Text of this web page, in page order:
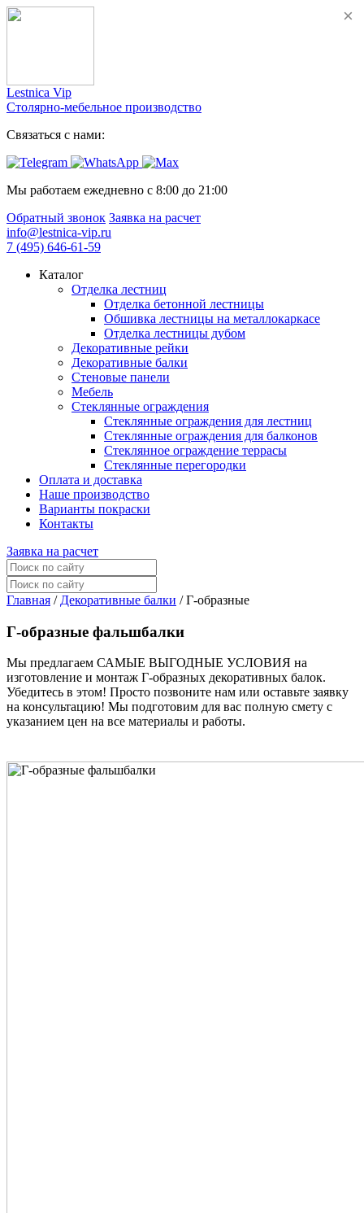
Lestnica Vip
Столярно-мебельное производство
Связаться с нами:
Мы работаем ежедневно с 8:00 до 21:00
Обратный звонок Заявка на расчет
info@lestnica-vip.ru
7 (495) 646-61-59
Каталог
Отделка лестниц
Отделка бетонной лестницы
Обшивка лестницы на металлокаркасе
Отделка лестницы дубом
Декоративные рейки
Декоративные балки
Стеновые панели
Мебель
Стеклянные ограждения
Стеклянные ограждения для лестниц
Стеклянные ограждения для балконов
Стеклянное ограждение террасы
Стеклянные перегородки
Оплата и доставка
Наше производство
Варианты покраски
Контакты
Заявка на расчет
Главная / Декоративные балки / Г-образные
Г-образные фальшбалки
Мы предлагаем САМЫЕ ВЫГОДНЫЕ УСЛОВИЯ на
изготовление и монтаж Г-образных декоративных балок.
Убедитесь в этом! Просто позвоните нам или оставьте заявку
на консультацию! Мы подготовим для вас полную смету с
указанием цен на все материалы и работы.